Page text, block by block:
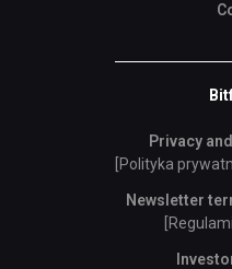
Privacy
[Polityka
Newsletter